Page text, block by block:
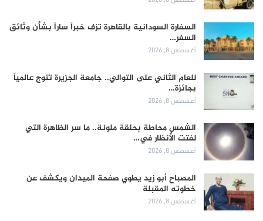
السفارة السودانية بالقاهرة تزف خبراً ساراً بشأن وثائق
السفر…
أغسطس 8, 2026
للعام الثاني على التوالي.. جامعة الجزيرة تتوج عالمياً
بجائزة…
أغسطس 8, 2026
الشمس محاطة بحلقة ملونة.. ما سر الظاهرة التي
لفتت الأنظار في…
أغسطس 8, 2026
المصباح أبو زيد يطوي صفحة الميدان ويكشف عن
خطوته المقبلة
أغسطس 8, 2026